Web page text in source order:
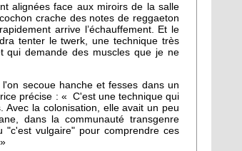
alignées face aux miroirs de la salle
crache des notes de reggaeton
arrive l’échauffement. Et le
tenter le twerk, une technique très
qui demande des muscles que je ne
secoue hanche et fesses dans un
précise : « C'est une technique qui
Avec la colonisation, elle avait un peu
dans la communauté transgenre
"c'est vulgaire" pour comprendre ces